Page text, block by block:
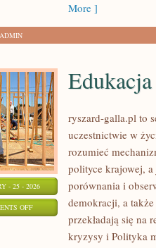
More ]
- 25 - 2026
OFFON
OBYWATELSKA
ryszard-galla.pl to
uczestnictwie w
rozumieć
polityce krajowej,
porównania i
demokracji, a
przekładają się na
kryzysy i Polityka